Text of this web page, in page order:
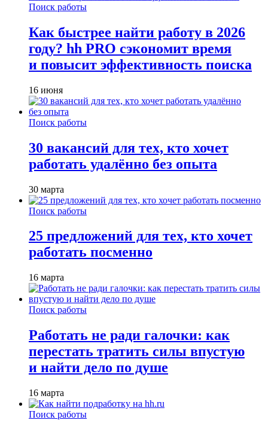
Поиск работы
Как быстрее найти работу в 2026
году? hh PRO сэкономит время
и повысит эффективность поиска
16 июня
Поиск работы
30 вакансий для тех, кто хочет
работать удалённо без опыта
30 марта
Поиск работы
25 предложений для тех, кто хочет
работать посменно
16 марта
Поиск работы
Работать не ради галочки: как
перестать тратить силы впустую
и найти дело по душе
16 марта
Поиск работы